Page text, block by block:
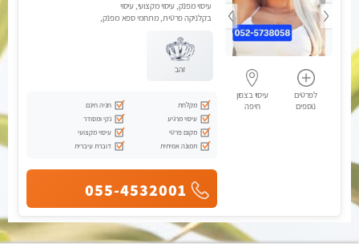
לפרטים
נוספים
עיסוי בצפון
חיפה
עיסוי מפנק, עיסוי מקצועי, עיסוי
בקלניקה פרטית, מתחמי ספא מפנק,
עיסוי טנטרה
זהב
מקלחת
חניה חינם
עיסוי מרגיע
נקי ומסודר
מקום פרטי
עיסוי מקצועי
תמונה אמיתית
דוברת עיברית
055-4532001